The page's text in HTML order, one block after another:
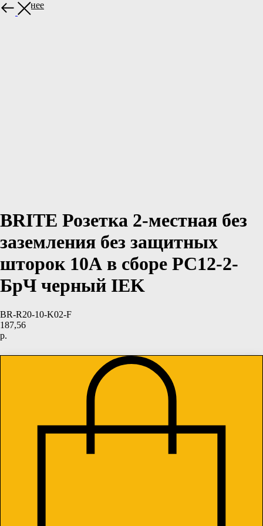
Подробнее
BRITE Розетка 2-местная без
заземления без защитных
шторок 10А в сборе РС12-2-
БрЧ черный IEK
BR-R20-10-K02-F
187,56
р.